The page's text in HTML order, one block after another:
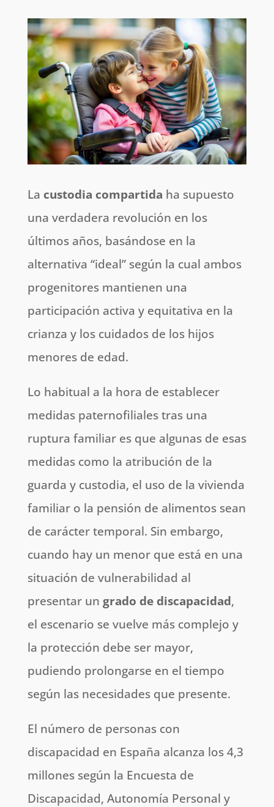
La custodia compartida ha supuesto
una verdadera revolución en los
últimos años, basándose en la
alternativa “ideal” según la cual ambos
progenitores mantienen una
participación activa y equitativa en la
crianza y los cuidados de los hijos
menores de edad.
Lo habitual a la hora de establecer
medidas paternofiliales tras una
ruptura familiar es que algunas de esas
medidas como la atribución de la
guarda y custodia, el uso de la vivienda
familiar o la pensión de alimentos sean
de carácter temporal. Sin embargo,
cuando hay un menor que está en una
situación de vulnerabilidad al
presentar un grado de discapacidad,
el escenario se vuelve más complejo y
la protección debe ser mayor,
pudiendo prolongarse en el tiempo
según las necesidades que presente.
El número de personas con
discapacidad en España alcanza los 4,3
millones según la Encuesta de
Discapacidad, Autonomía Personal y